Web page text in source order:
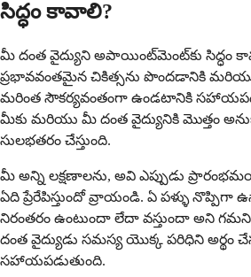
సిద్ధం కావాలి?
మీ దంత వైద్యుని అపాయింట్‌మెంట్‌కు సిద్ధం
ప్రభావవంతమైన చికిత్సను పొందడానికి
మరింత సౌకర్యవంతంగా ఉండటానికి
మీకు మరియు మీ దంత వైద్యునికి మొత్తం
సులభతరం చేస్తుంది.
మీ అన్ని లక్షణాలను, అవి ఎప్పుడు
ఏది ప్రేరేపిస్తుందో వ్రాయండి. ఏ పళ్ళు
నిరంతరం ఉంటుందా లేదా వస్తుందా అని
దంత వైద్యుడు సమస్య యొక్క పరిధిని అర్థం
సహాయపడుతుంది.